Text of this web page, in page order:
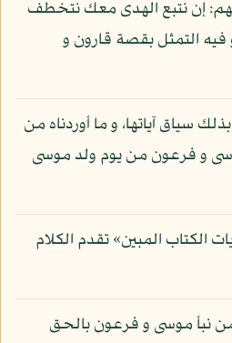
إن نتبع الهدى معك نتخطف
التمثل بقصة قارون و
سياق آياتها، و ما أوردناه من
و فرعون من يوم ولد موسى
الكتاب المبين» تقدم الكلام
نبأ موسى و فرعون بالحق